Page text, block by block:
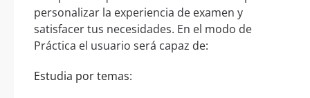
personalizar la experiencia de examen y
satisfacer tus necesidades. En el modo de
Práctica el usuario será capaz de:
Estudia por temas: